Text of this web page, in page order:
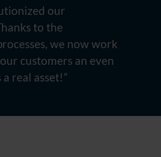
our
to the
we now work
customers an even
real asset!”